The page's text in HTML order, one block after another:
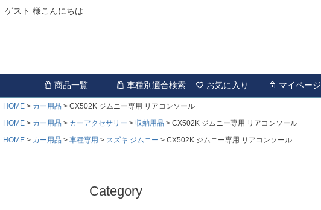
ゲスト 様こんにちは
商品一覧 車種別適合検索 お気に入り マイページ
HOME カー用品
CX502K ジムニー専用 リアコンソール
HOME
カー用品 カーアクセサリー 収納用品
CX502K ジムニー専用 リアコンソール
HOME
カー用品 車種専用 スズキ ジムニー CX502K ジムニー専用 リアコンソール
Category